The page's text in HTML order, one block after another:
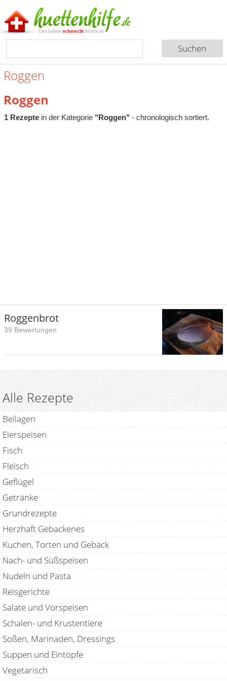
Roggen
Roggen
1 Rezeptein der Kategorie "Roggen" - chronologisch sortiert.
Roggenbrot
39 Bewertungen
Alle Rezepte
Beilagen
Eierspeisen
Fisch
Fleisch
Geflügel
Getränke
Grundrezepte
Herzhaft Gebackenes
Kuchen, Torten und Gebäck
Nach- und Süßspeisen
Nudeln und Pasta
Reisgerichte
Salate und Vorspeisen
Schalen- und Krustentiere
Soßen, Marinaden, Dressings
Suppen und Eintöpfe
Vegetarisch